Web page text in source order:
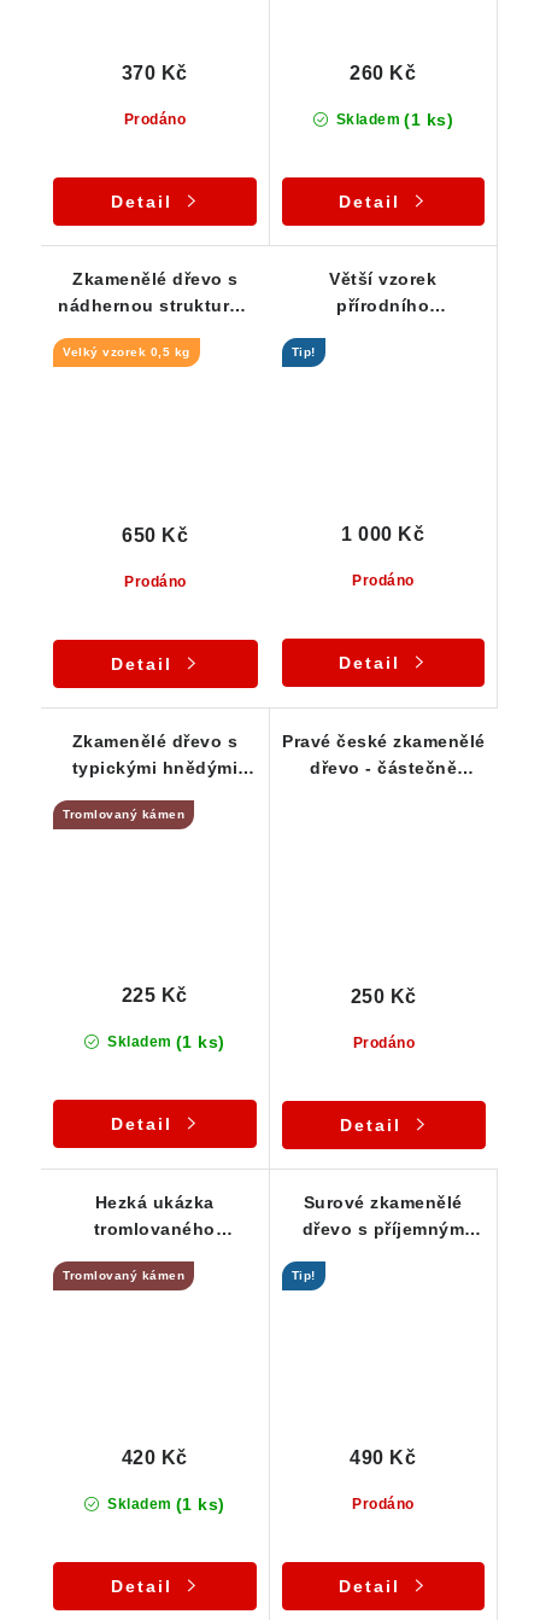
Prodáno
370 Kč
Detail
Skladem (1 ks)
260 Kč
Detail
Zkamenělé dřevo s
nádhernou strukturou
Velký vzorek 0,5 kg
Prodáno
650 Kč
Detail
Větší vzorek
přírodního
Tip!
Prodáno
1 000 Kč
Detail
Zkamenělé dřevo s
typickými hnědými
Tromlovaný kámen
Skladem (1 ks)
225 Kč
Detail
Pravé české zkamenělé
dřevo - částečně
Prodáno
250 Kč
Detail
Hezká ukázka
tromlovaného
lokality Chrášťany
Tromlovaný kámen
Skladem (1 ks)
420 Kč
Detail
Surové zkamenělé
dřevo s příjemným
Tip!
Prodáno
490 Kč
Detail